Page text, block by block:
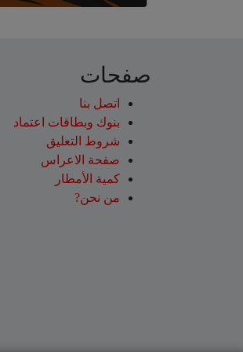
صفحات
اتصل بنا
بنوك وبطاقات اعتماد
شروط التعليق‎
صفحة الاعراس
كمية الأمطار
من نحن?